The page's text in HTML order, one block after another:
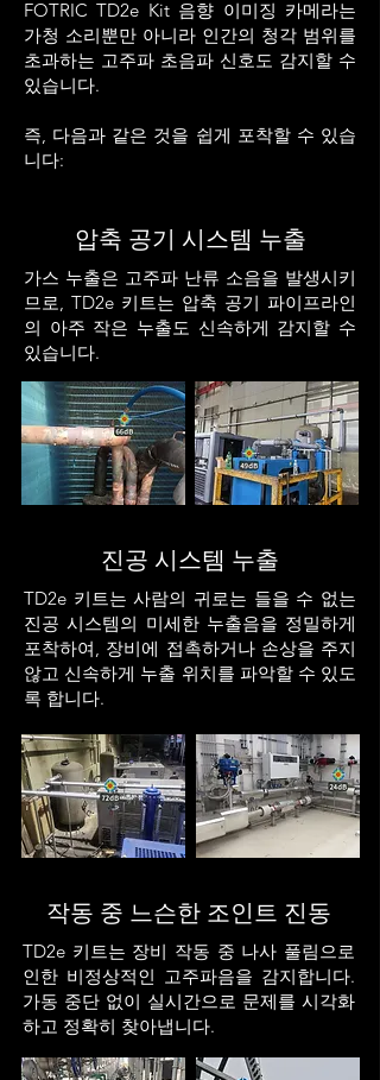
FOTRIC TD2e Kit 음향 이미징 카메라는
가청 소리뿐만 아니라 인간의 청각 범위를
초과하는 고주파 초음파 신호도 감지할 수
있습니다.
즉, 다음과 같은 것을 쉽게 포착할 수 있습
니다:
압축 공기 시스템 누출
가스 누출은 고주파 난류 소음을 발생시키
므로, TD2e 키트는 압축 공기 파이프라인
의 아주 작은 누출도 신속하게 감지할 수
있습니다.
진공 시스템 누출
TD2e 키트는 사람의 귀로는 들을 수 없는
진공 시스템의 미세한 누출음을 정밀하게
포착하여, 장비에 접촉하거나 손상을 주지
않고 신속하게 누출 위치를 파악할 수 있도
록 합니다.
작동 중 느슨한 조인트 진동
TD2e 키트는 장비 작동 중 나사 풀림으로
인한 비정상적인 고주파음을 감지합니다.
가동 중단 없이 실시간으로 문제를 시각화
하고 정확히 찾아냅니다.